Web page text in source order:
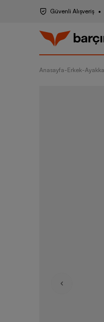
Güvenli Alışveriş
Anasayfa-Erkek-